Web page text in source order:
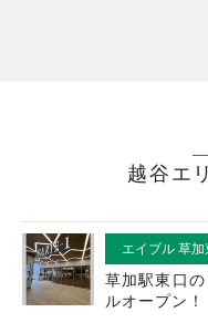
越谷エ
エイブル 草加
草加駅東口
ルオープン！